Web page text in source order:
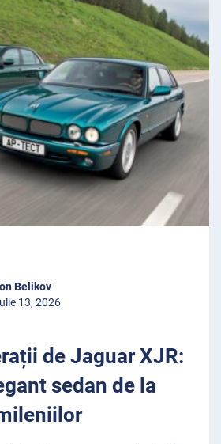
Belikov
13, 2026
de Jaguar XJR:
sedan de la